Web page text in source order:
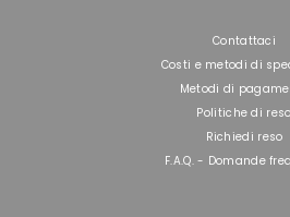
Contattaci
Costi e metodi di
Metodi di
Politiche di reso
Richiedi reso
F.A.Q. - Domande